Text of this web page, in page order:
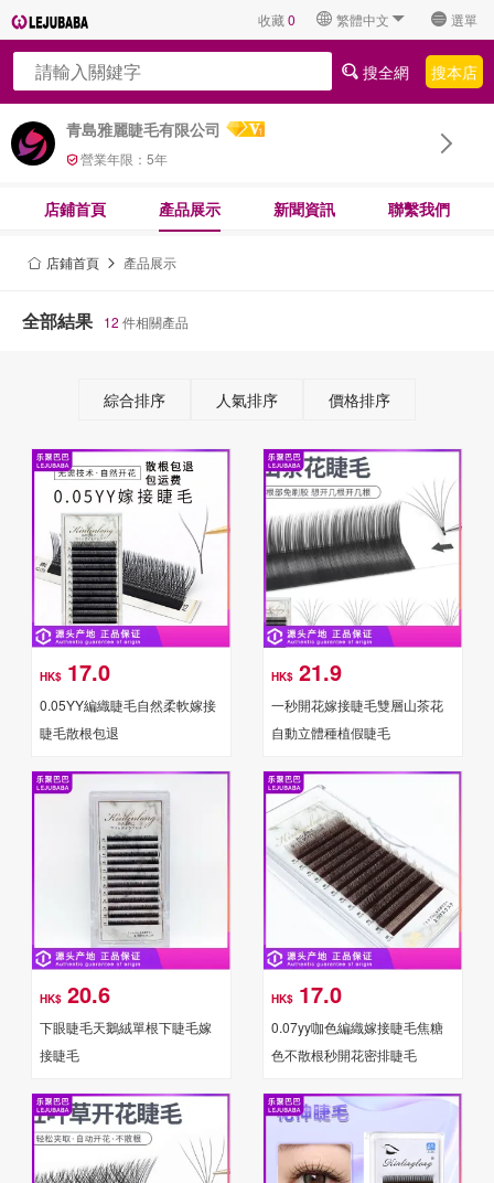
收藏0 繁體中文 選單
青島雅麗睫毛有限公司
營業年限： 5年
搜全網 搜本店
店鋪首頁 產品展示 新聞資訊 聯繫我們
店鋪首頁 產品展示
全部結果 12 件相關產品
綜合排序 人氣排序 價格排序
HK$ 17.0
0.05YY編織睫毛自然柔軟嫁接
睫毛散根包退
HK$ 21.9
一秒開花嫁接睫毛雙層山茶花
自動立體種植假睫毛
HK$ 20.6
下眼睫毛天鵝絨單根下睫毛嫁
接睫毛
HK$ 17.0
0.07yy咖色編織嫁接睫毛焦糖
色不散根秒開花密排睫毛